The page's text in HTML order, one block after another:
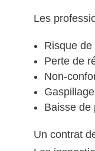
Les
Risque
Perte de
Non-
Baisse de
Un contrat